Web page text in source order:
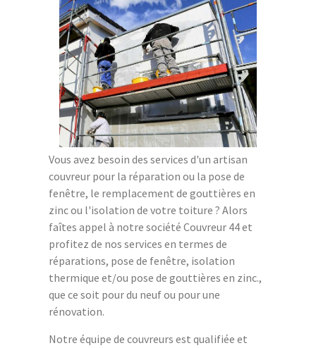
Vous avez besoin des services d'un artisan
couvreur pour la réparation ou la pose de
fenêtre, le remplacement de gouttières en
zinc ou l'isolation de votre toiture ? Alors
faîtes appel à notre société Couvreur 44 et
profitez de nos services en termes de
réparations, pose de fenêtre, isolation
thermique et/ou pose de gouttières en zinc.,
que ce soit pour du neuf ou pour une
rénovation.
Notre équipe de couvreurs est qualifiée et